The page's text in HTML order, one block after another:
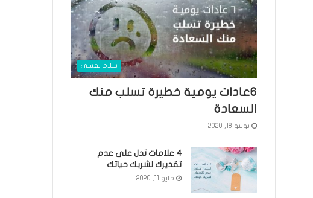
سلام نفسى
٦عادات يومية خطيرة تسلب منك
السعادة
يونيو 18, 2020
٤ علامات تدل على عدم
تقديرك لشريك حياتك
مايو 11, 2020